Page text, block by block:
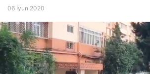
06 İyun 2020